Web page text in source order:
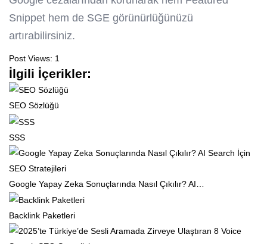
Snippet hem de SGE görünürlüğünüzü
artırabilirsiniz.
Post Views: 1
İlgili İçerikler:
SEO Sözlüğü
SSS
Google Yapay Zeka Sonuçlarında Nasıl Çıkılır? AI…
Backlink Paketleri